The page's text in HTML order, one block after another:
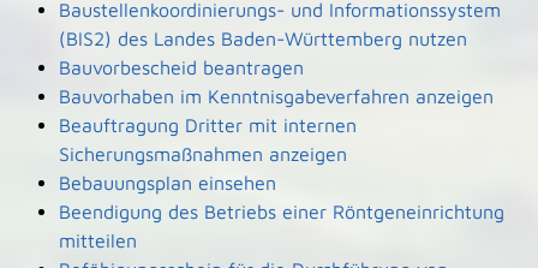
Baustellenkoordinierungs- und Informationssystem
(BIS2) des Landes Baden-Württemberg nutzen
Bauvorbescheid beantragen
Bauvorhaben im Kenntnisgabeverfahren anzeigen
Beauftragung Dritter mit internen
Sicherungsmaßnahmen anzeigen
Bebauungsplan einsehen
Beendigung des Betriebs einer Röntgeneinrichtung
mitteilen